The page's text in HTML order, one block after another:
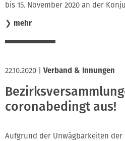
bis 15. November 2020 an der
❯ mehr
22.10.2020 Verband & Innungen
coronabedingt aus!
Aufgrund der Unwägbarkeiten der